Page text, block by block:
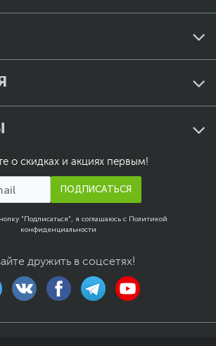
о скидках и акциях первым!
ПОДПИСАТЬСЯ
"Подписаться", я соглашаюсь с Политикой
конфиденциальности
дружить в соцсетях!